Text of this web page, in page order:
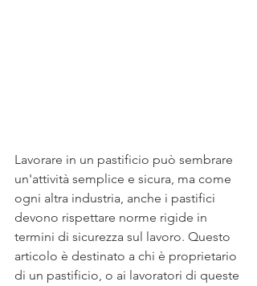
Lavorare in un pastificio può sembrare
un'attività semplice e sicura, ma come
ogni altra industria, anche i pastifici
devono rispettare norme rigide in
termini di sicurezza sul lavoro. Questo
articolo è destinato a chi è proprietario
di un pastificio, o ai lavoratori di queste